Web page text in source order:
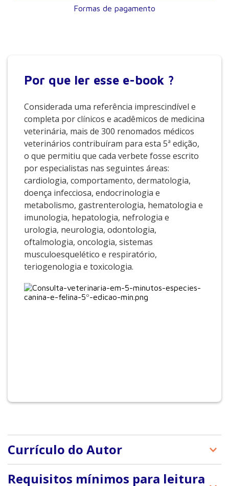
Formas de pagamento
Por que ler esse e-book ?
Considerada uma referência imprescindível e
completa por clínicos e acadêmicos de medicina
veterinária, mais de 300 renomados médicos
veterinários contribuíram para esta 5ª edição,
o que permitiu que cada verbete fosse escrito
por especialistas nas seguintes áreas:
cardiologia, comportamento, dermatologia,
doença infecciosa, endocrinologia e
metabolismo, gastrenterologia, hematologia e
imunologia, hepatologia, nefrologia e
urologia, neurologia, odontologia,
oftalmologia, oncologia, sistemas
musculoesquelético e respiratório,
teriogenologia e toxicologia.
Currículo do Autor
Larry Patrick Tilley, DVM: Diplomata pela American
College of Veterinary Internal Medicine. Presidente
Requisitos mínimos para leitura